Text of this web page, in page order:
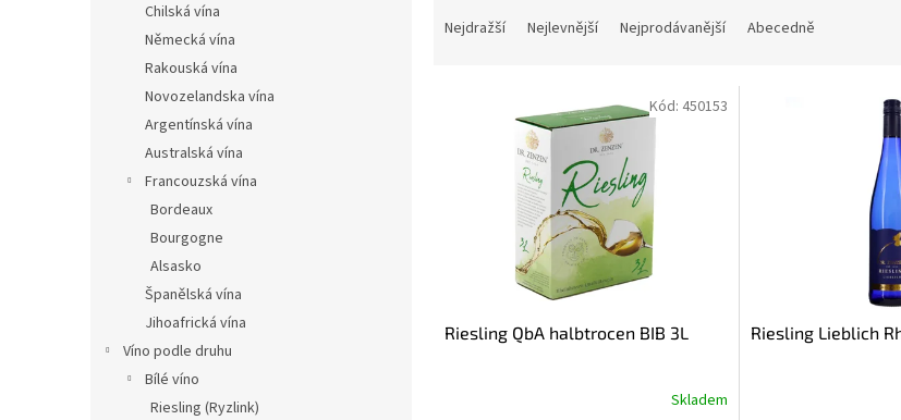
Chilská vína
Německá vína
Rakouská vína
Novozelandska vína
Argentínská vína
Australská vína
Francouzská vína
Bordeaux
Bourgogne
Alsasko
Španělská vína
Jihoafrická vína
Víno podle druhu
Bílé víno
Riesling (Ryzlink)
Nejdražší Nejlevnější Nejprodávanější Abecedně
Riesling QbA halbtrocen BIB 3L
Skladem
Kód: 450153
Riesling Lieblich